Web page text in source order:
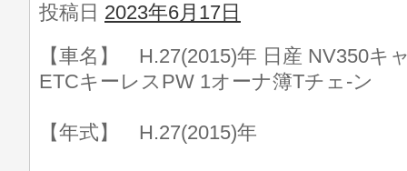
投稿日 2023年6月17日
【車名】 H.27(2015)年 日産 NV350キ
ETCキーレスPW 1オーナ簿Tチェ-ン
【年式】 H.27(2015)年